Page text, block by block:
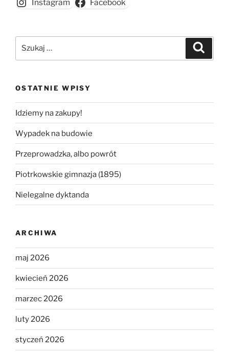
(1901)”
Instagram Facebook
OSTATNIE WPISY
Idziemy na zakupy!
Wypadek na budowie
Przeprowadzka, albo powrót
Piotrkowskie gimnazja (1895)
Nielegalne dyktanda
ARCHIWA
maj 2026
kwiecień 2026
marzec 2026
luty 2026
styczeń 2026